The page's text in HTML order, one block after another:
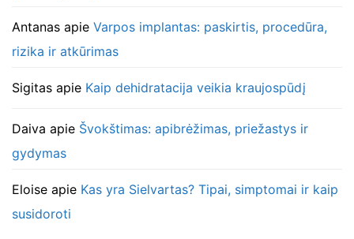
Antanas apie Varpos implantas: paskirtis, procedūra,
rizika ir atkūrimas
Sigitas apie Kaip dehidratacija veikia kraujospūdį
Daiva apie Švokštimas: apibrėžimas, priežastys ir
gydymas
Eloise apie Kas yra Sielvartas? Tipai, simptomai ir kaip
susidoroti